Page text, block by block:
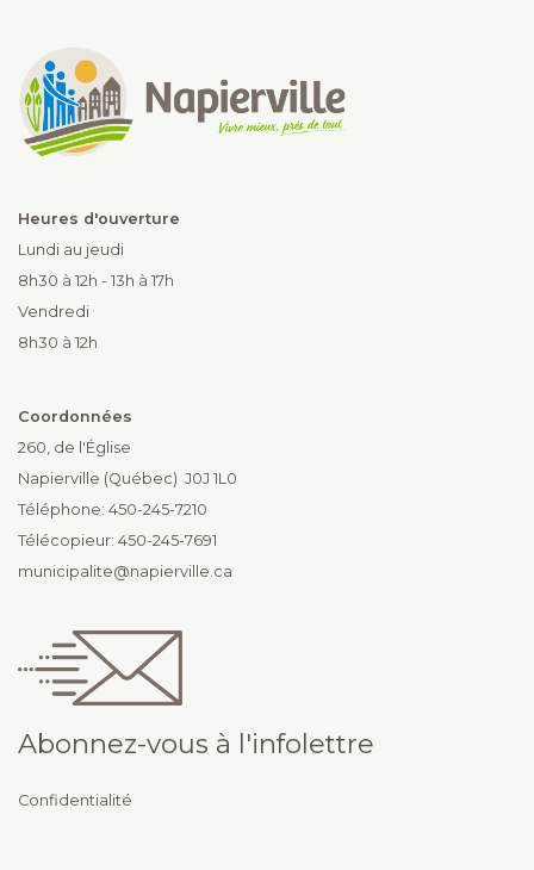
Heures d'ouverture
Lundi au jeudi
8h30 à 12h - 13h à 17h
Vendredi
8h30 à 12h
Coordonnées
260, de l'Église
Napierville (Québec) J0J 1L0
Téléphone: 450-245-7210
Télécopieur: 450-245-7691
municipalite@napierville.ca
Abonnez-vous à l'infolettre
Confidentialité